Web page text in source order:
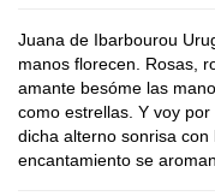
Juana de Ibarbourou
manos florecen. Rosas,
amante besóme las
como estrellas. Y voy
dicha alterno sonrisa
encantamiento se